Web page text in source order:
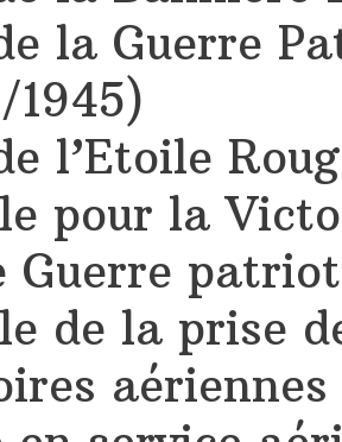
la Guerre
l’Etoile
pour la
Guerre
de la prise